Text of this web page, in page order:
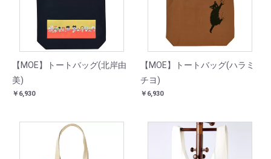
【MOE】トートバッグ(北岸由
美)
￥6,930
【MOE】トートバッグ(ハラミ
チヨ)
￥6,930